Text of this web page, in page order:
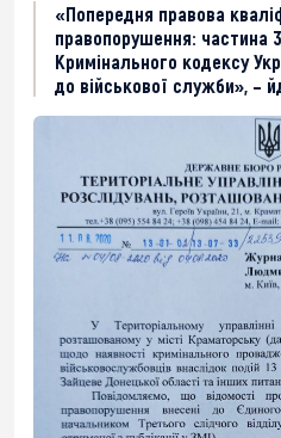
«Попередня правова
правопорушення: частина
Кримінального кодексу
до військової служби», –